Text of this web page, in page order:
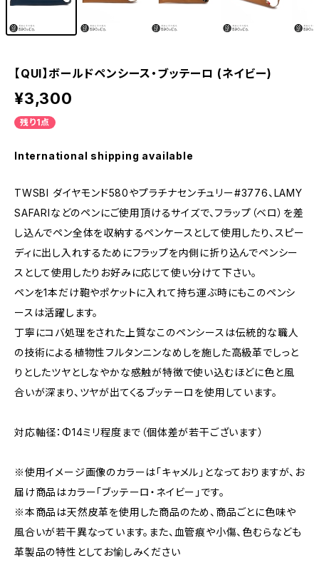
【QUI】ボールドペンシース・ブッテーロ (ネイビー)
¥3,300
残り1点
International shipping available
TWSBI ダイヤモンド580やプラチナセンチュリー#3776、LAMY
SAFARIなどのペンにご使用頂けるサイズで、フラップ（ベロ）を差
し込んでペン全体を収納するペンケースとして使用したり、スピー
ディに出し入れするためにフラップを内側に折り込んでペンシー
スとして使用したりお好みに応じて使い分けて下さい。
ペンを1本だけ鞄やポケットに入れて持ち運ぶ時にもこのペンシ
ースは活躍します。
丁寧にコバ処理をされた上質なこのペンシースは伝統的な職人
の技術による植物性フルタンニンなめしを施した高級革でしっと
りとしたツヤとしなやかな感触が特徴で使い込むほどに色と風
合いが深まり、ツヤが出てくるブッテーロを使用しています。
対応軸径：Φ14ミリ程度まで（個体差が若干ございます）
※使用イメージ画像のカラーは「キャメル」となっておりますが、お
届け商品はカラー「ブッテーロ・ネイビー」です。
※本商品は天然皮革を使用した商品のため、商品ごとに色味や
風合いが若干異なっています。また、血管痕や小傷、色むらなども
革製品の特性としてお愉しみください